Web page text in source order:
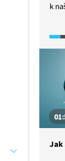
k
do
z
Jak